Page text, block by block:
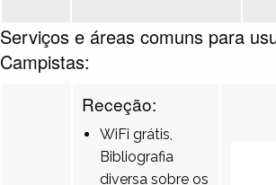
Serviços e áreas comuns para
Campistas:
Receção:
WiFi grátis,
Bibliografia
diversa sobre os